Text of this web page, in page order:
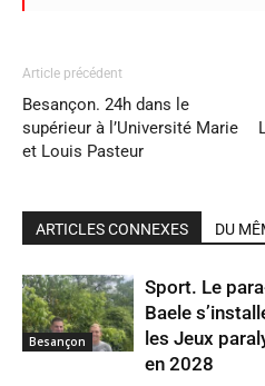
Article précédent
Besançon. 24h dans le
supérieur à l’Université Marie
et Louis Pasteur
ARTICLES CONNEXES DU
Besançon
Sport. Le
Baele
les Jeux
en 2028